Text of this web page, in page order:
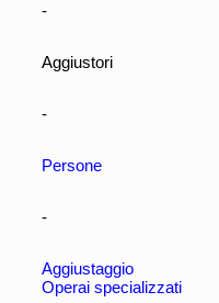
-
Aggiustori
-
Persone
-
Aggiustaggio
Operai specializzati